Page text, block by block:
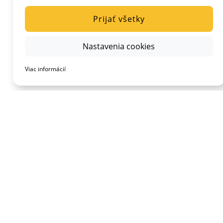
Prijať všetky
Nastavenia cookies
Viac informácií